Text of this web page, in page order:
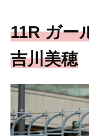
11R ガー
吉川美穂